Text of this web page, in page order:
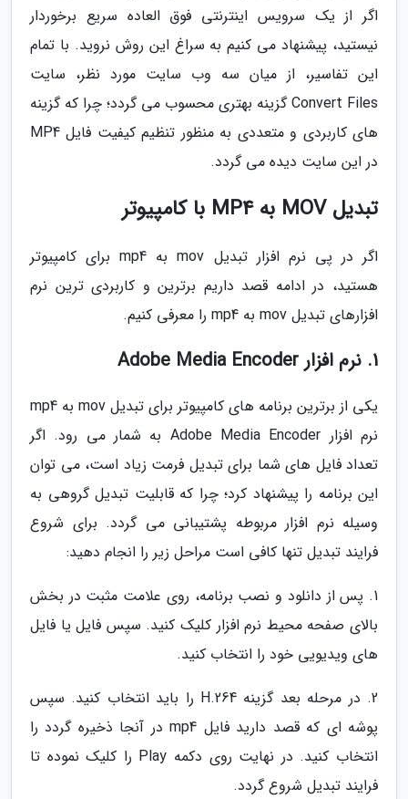
اگر از یک سرویس اینترنتی فوق العاده سریع برخوردار
نیستید، پیشنهاد می کنیم به سراغ این روش نروید. با تمام
این تفاسیر، از میان سه وب سایت مورد نظر، سایت
Convert Files گزینه بهتری محسوب می گردد؛ چرا که گزینه
های کاربردی و متعددی به منظور تنظیم کیفیت فایل MP4
در این سایت دیده می گردد.
تبدیل MOV به MP4 با کامپیوتر
اگر در پی نرم افزار تبدیل mov به mp4 برای کامپیوتر
هستید، در ادامه قصد داریم برترین و کاربردی ترین نرم
افزارهای تبدیل mov به mp4 را معرفی کنیم.
1. نرم افزار Adobe Media Encoder
یکی از برترین برنامه های کامپیوتر برای تبدیل mov به mp4
نرم افزار Adobe Media Encoder به شمار می رود. اگر
تعداد فایل های شما برای تبدیل فرمت زیاد است، می توان
این برنامه را پیشنهاد کرد؛ چرا که قابلیت تبدیل گروهی به
وسیله نرم افزار مربوطه پشتیبانی می گردد. برای شروع
فرایند تبدیل تنها کافی است مراحل زیر را انجام دهید:
1. پس از دانلود و نصب برنامه، روی علامت مثبت در بخش
بالای صفحه محیط نرم افزار کلیک کنید. سپس فایل یا فایل
های ویدیویی خود را انتخاب کنید.
2. در مرحله بعد گزینه H.264 را باید انتخاب کنید. سپس
پوشه ای که قصد دارید فایل mp4 در آنجا ذخیره گردد را
انتخاب کنید. در نهایت روی دکمه Play را کلیک نموده تا
فرایند تبدیل شروع گردد.